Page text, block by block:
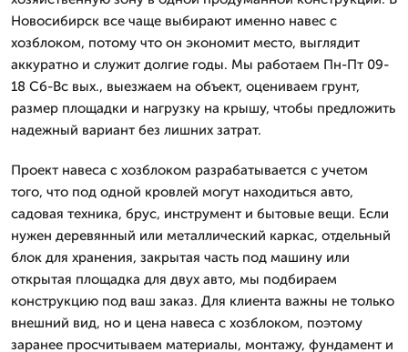
Новосибирск все чаще выбирают именно навес с
хозблоком, потому что он экономит место, выглядит
аккуратно и служит долгие годы. Мы работаем Пн-Пт 09-
18 Сб-Вс вых., выезжаем на объект, оцениваем грунт,
размер площадки и нагрузку на крышу, чтобы предложить
надежный вариант без лишних затрат.
Проект навеса с хозблоком разрабатывается с учетом
того, что под одной кровлей могут находиться авто,
садовая техника, брус, инструмент и бытовые вещи. Если
нужен деревянный или металлический каркас, отдельный
блок для хранения, закрытая часть под машину или
открытая площадка для двух авто, мы подбираем
конструкцию под ваш заказ. Для клиента важны не только
внешний вид, но и цена навеса с хозблоком, поэтому
заранее просчитываем материалы, монтажу, фундамент и